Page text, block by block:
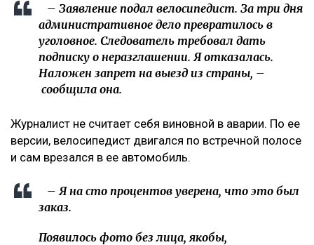
– Заявление подал велосипедист. За три дня
административное дело превратилось в
уголовное. Следователь требовал дать
подписку о неразглашении. Я отказалась.
Наложен запрет на выезд из страны, –
сообщила она.
Журналист не считает себя виновной в аварии. По ее
версии, велосипедист двигался по встречной полосе
и сам врезался в ее автомобиль.
– Я на сто процентов уверена, что это был
заказ.
Появилось фото без лица, якобы,